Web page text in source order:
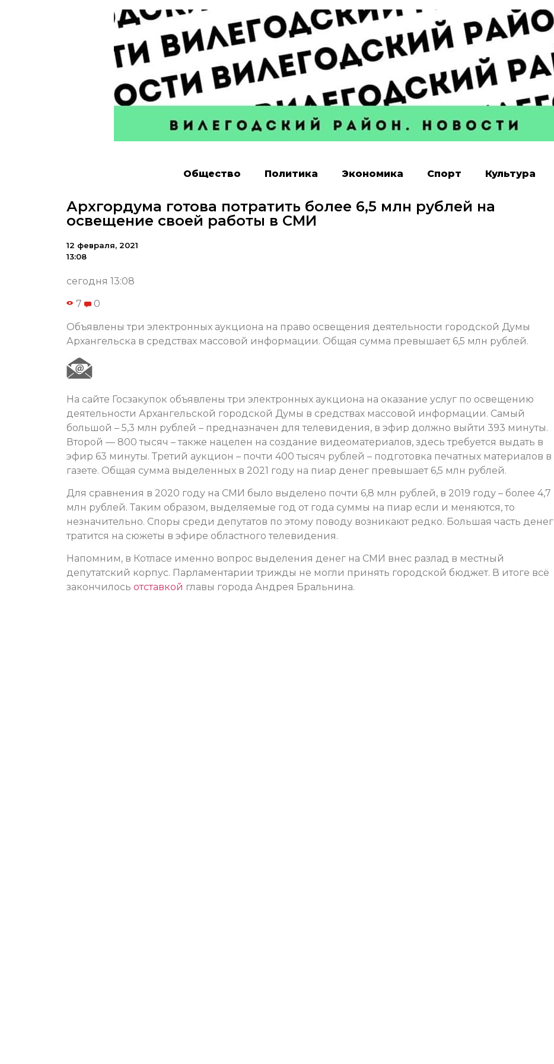
Общество Политика Экономика Спорт Культура
Архгордума готова потратить более 6,5 млн рублей на
освещение своей работы в СМИ
12 февраля, 2021
13:08
сегодня 13:08
7 0
Объявлены три электронных аукциона на право освещения деятельности городской Думы
Архангельска в средствах массовой информации. Общая сумма превышает 6,5 млн рублей.
На сайте Госзакупок объявлены три электронных аукциона на оказание услуг по освещению
деятельности Архангельской городской Думы в средствах массовой информации. Самый
большой – 5,3 млн рублей – предназначен для телевидения, в эфир должно выйти 393 минуты.
Второй — 800 тысяч – также нацелен на создание видеоматериалов, здесь требуется выдать в
эфир 63 минуты. Третий аукцион – почти 400 тысяч рублей – подготовка печатных материалов в
газете. Общая сумма выделенных в 2021 году на пиар денег превышает 6,5 млн рублей.
Для сравнения в 2020 году на СМИ было выделено почти 6,8 млн рублей, в 2019 году – более 4,7
млн рублей. Таким образом, выделяемые год от года суммы на пиар если и меняются, то
незначительно. Споры среди депутатов по этому поводу возникают редко. Большая часть денег
тратится на сюжеты в эфире областного телевидения.
Напомним, в Котласе именно вопрос выделения денег на СМИ внес разлад в местный
депутатский корпус. Парламентарии трижды не могли принять городской бюджет. В итоге всё
закончилось отставкой главы города Андрея Бральнина.